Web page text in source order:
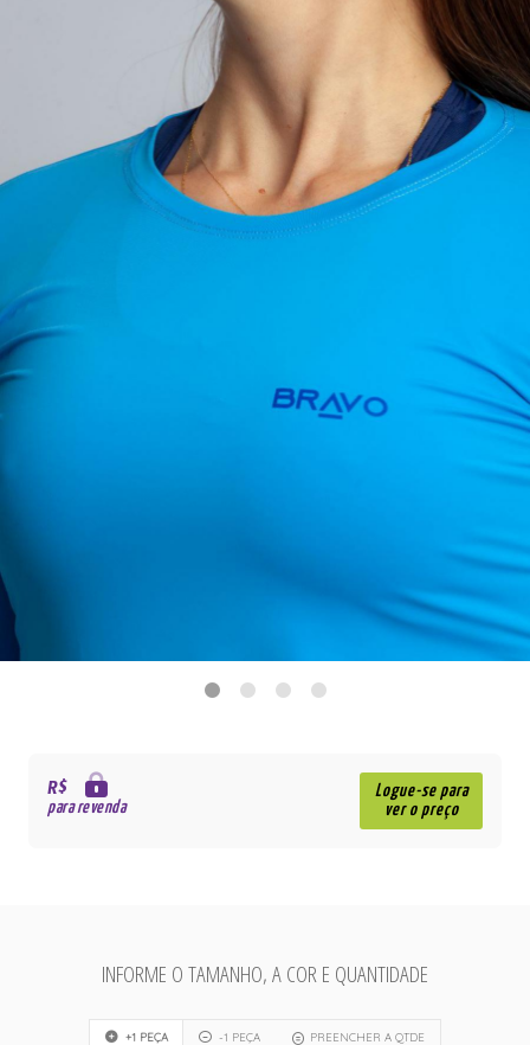
R$
para revenda
Logue-se para
ver o preço
INFORME O TAMANHO, A COR E QUANTIDADE
+1 PEÇA -1 PEÇA PREENCHER A QTDE